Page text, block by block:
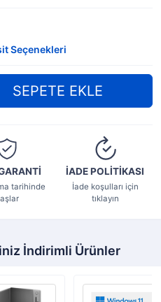
Seçenekleri
tarihinde
İADE POLİTİKASI
İade koşulları için
tıklayın
İndirimli Ürünler